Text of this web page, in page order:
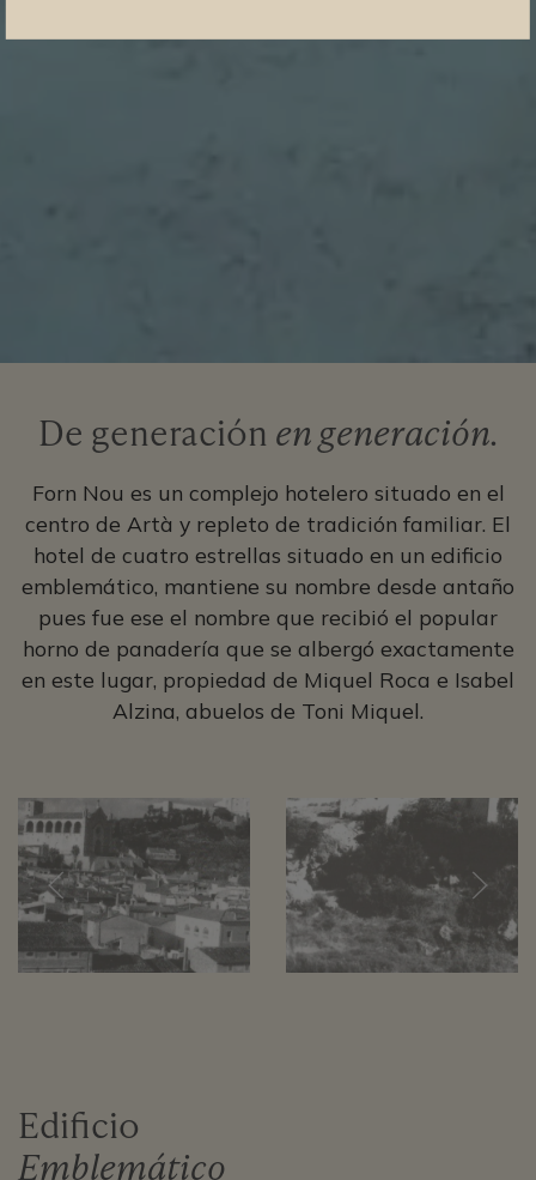
De generación en generación.
Forn Nou es un complejo hotelero situado en el
centro de Artà y repleto de tradición familiar. El
hotel de cuatro estrellas situado en un edificio
emblemático, mantiene su nombre desde antaño
pues fue ese el nombre que recibió el popular
horno de panadería que se albergó exactamente
en este lugar, propiedad de Miquel Roca e Isabel
Alzina, abuelos de Toni Miquel.
Edificio
Emblemático